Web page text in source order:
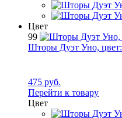
Цвет
99
Шторы Дуэт Уно, цвет:
475 руб.
Перейти к товару
Цвет